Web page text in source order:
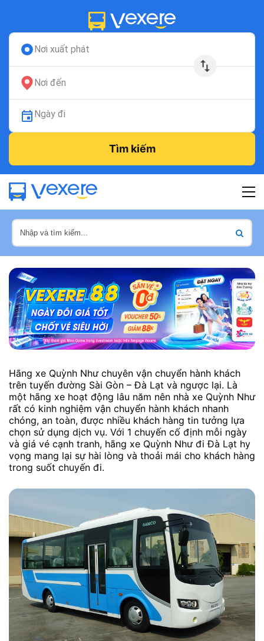
Nơi xuất phát
Nơi đến
Ngày đi
Tìm kiếm
Hãng xe Quỳnh Như chuyên vận chuyển hành khách
trên tuyến đường Sài Gòn – Đà Lạt và ngược lại. Là
một hãng xe hoạt động lâu năm nên nhà xe Quỳnh Như
rất có kinh nghiệm vận chuyển hành khách nhanh
chóng, an toàn, được nhiều khách hàng tin tưởng lựa
chọn sử dụng dịch vụ. Với 1 chuyến cố định mỗi ngày
và giá vé cạnh tranh, hãng xe Quỳnh Như đi Đà Lạt hy
vọng mang lại sự hài lòng và thoải mái cho khách hàng
trong suốt chuyến đi.